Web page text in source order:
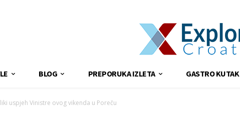
BLOG PREPORUKA IZLETA GASTRO KUTAK
uspjeh Vinistre ovog vikenda u Poreču